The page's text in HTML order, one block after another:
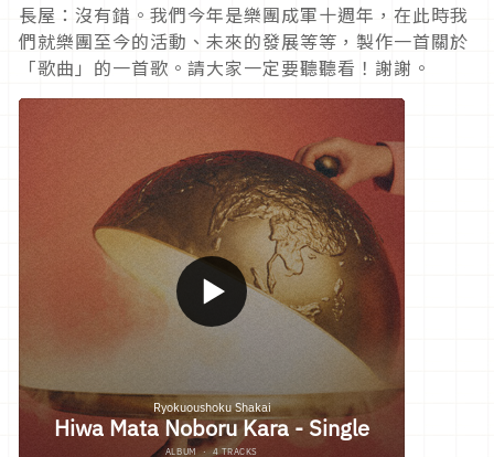
長屋：沒有錯。我們今年是樂團成軍十週年，在此時我
們就樂團至今的活動、未來的發展等等，製作一首關於
「歌曲」的一首歌。請大家一定要聽聽看！謝謝。